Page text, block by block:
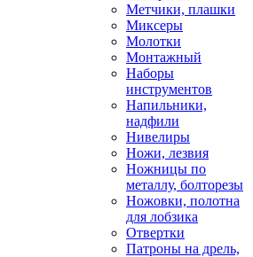
Метчики, плашки
Миксеры
Молотки
Монтажный
Наборы
инструментов
Напильники,
надфили
Нивелиры
Ножи, лезвия
Ножницы по
металлу, болторезы
Ножовки, полотна
для лобзика
Отвертки
Патроны на дрель,